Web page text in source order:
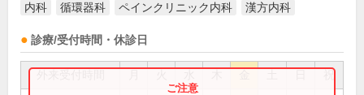
内科 循環器科 ペインクリニック内科 漢方内科
診療/受付時間・休診日
祝